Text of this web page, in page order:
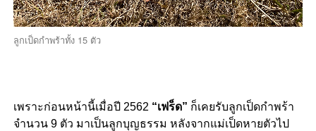
ลูกเป็ดกำพร้าทั้ง 15 ตัว
เพราะก่อนหน้านี้เมื่อปี 2562 “เฟร็ด” ก็เคยรับลูกเป็ดกำพร้า
จำนวน 9 ตัว มาเป็นลูกบุญธรรม หลังจากแม่เป็ดหายตัวไป